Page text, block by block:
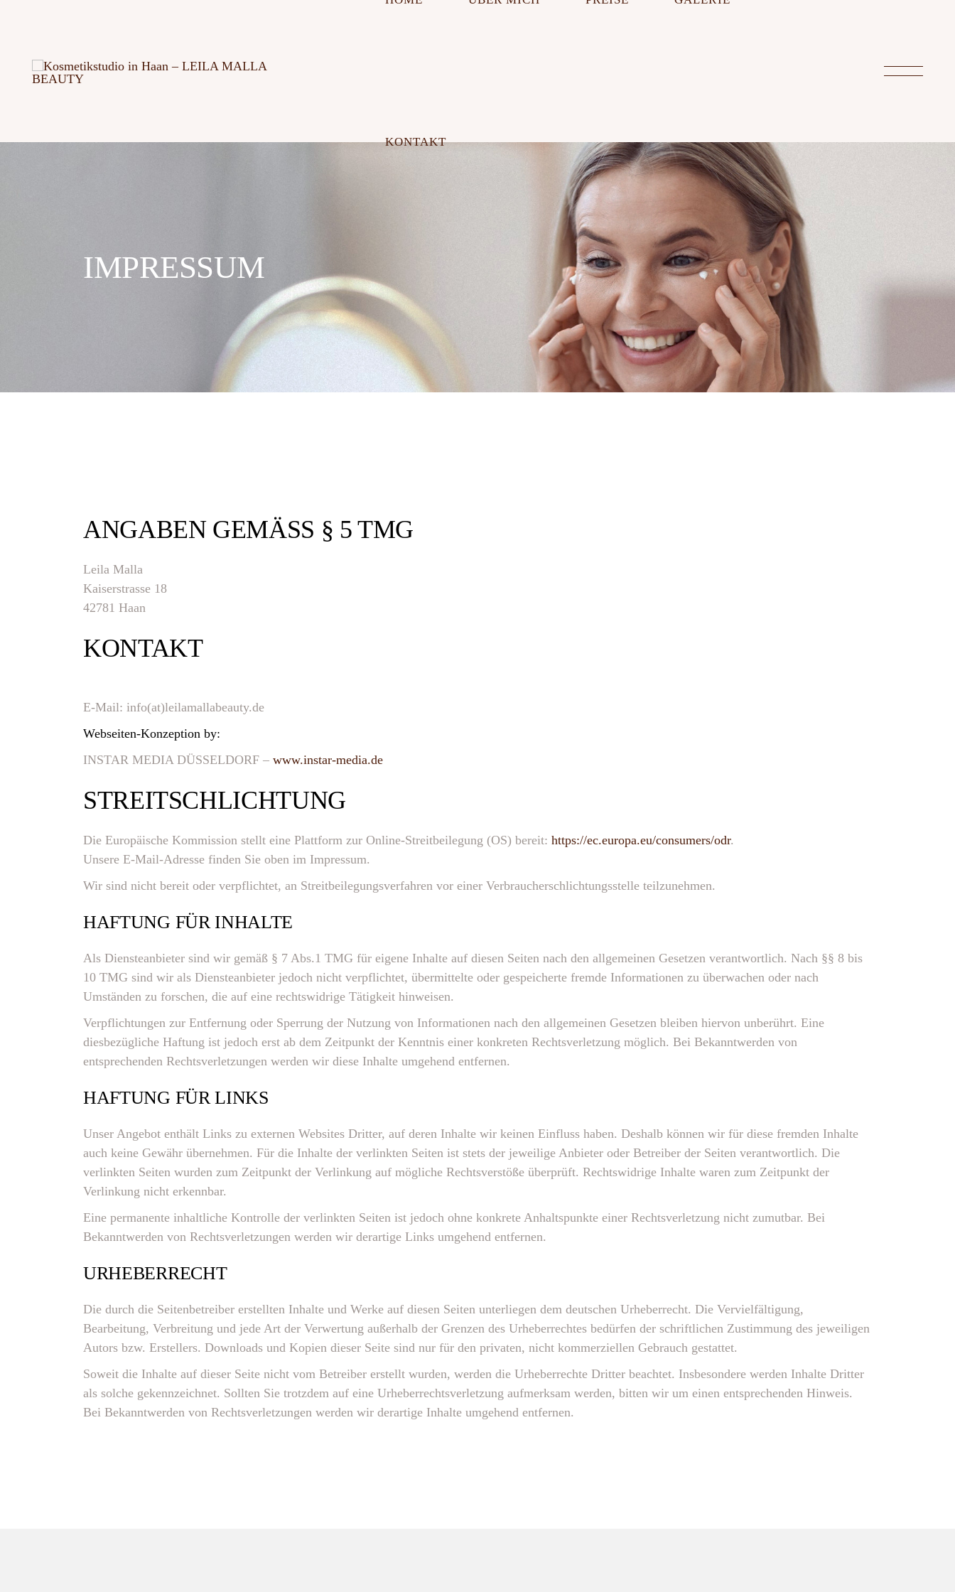
KONTAKT
IMPRESSUM
ANGABEN GEMÄSS § 5 TMG
Leila Malla
Kaiserstrasse 18
42781 Haan
KONTAKT
E-Mail: info(at)leilamallabeauty.de
Webseiten-Konzeption by:
INSTAR MEDIA DÜSSELDORF – www.instar-media.de
STREITSCHLICHTUNG
Die Europäische Kommission stellt eine Plattform zur Online-Streitbeilegung (OS) bereit: https://ec.europa.eu/consumers/odr.
Unsere E-Mail-Adresse finden Sie oben im Impressum.
Wir sind nicht bereit oder verpflichtet, an Streitbeilegungsverfahren vor einer Verbraucherschlichtungsstelle teilzunehmen.
HAFTUNG FÜR INHALTE
Als Diensteanbieter sind wir gemäß § 7 Abs.1 TMG für eigene Inhalte auf diesen Seiten nach den allgemeinen Gesetzen verantwortlich. Nach §§ 8 bis
10 TMG sind wir als Diensteanbieter jedoch nicht verpflichtet, übermittelte oder gespeicherte fremde Informationen zu überwachen oder nach
Umständen zu forschen, die auf eine rechtswidrige Tätigkeit hinweisen.
Verpflichtungen zur Entfernung oder Sperrung der Nutzung von Informationen nach den allgemeinen Gesetzen bleiben hiervon unberührt. Eine
diesbezügliche Haftung ist jedoch erst ab dem Zeitpunkt der Kenntnis einer konkreten Rechtsverletzung möglich. Bei Bekanntwerden von
entsprechenden Rechtsverletzungen werden wir diese Inhalte umgehend entfernen.
HAFTUNG FÜR LINKS
Unser Angebot enthält Links zu externen Websites Dritter, auf deren Inhalte wir keinen Einfluss haben. Deshalb können wir für diese fremden Inhalte
auch keine Gewähr übernehmen. Für die Inhalte der verlinkten Seiten ist stets der jeweilige Anbieter oder Betreiber der Seiten verantwortlich. Die
verlinkten Seiten wurden zum Zeitpunkt der Verlinkung auf mögliche Rechtsverstöße überprüft. Rechtswidrige Inhalte waren zum Zeitpunkt der
Verlinkung nicht erkennbar.
Eine permanente inhaltliche Kontrolle der verlinkten Seiten ist jedoch ohne konkrete Anhaltspunkte einer Rechtsverletzung nicht zumutbar. Bei
Bekanntwerden von Rechtsverletzungen werden wir derartige Links umgehend entfernen.
URHEBERRECHT
Die durch die Seitenbetreiber erstellten Inhalte und Werke auf diesen Seiten unterliegen dem deutschen Urheberrecht. Die Vervielfältigung,
Bearbeitung, Verbreitung und jede Art der Verwertung außerhalb der Grenzen des Urheberrechtes bedürfen der schriftlichen Zustimmung des jeweiligen
Autors bzw. Erstellers. Downloads und Kopien dieser Seite sind nur für den privaten, nicht kommerziellen Gebrauch gestattet.
Soweit die Inhalte auf dieser Seite nicht vom Betreiber erstellt wurden, werden die Urheberrechte Dritter beachtet. Insbesondere werden Inhalte Dritter
als solche gekennzeichnet. Sollten Sie trotzdem auf eine Urheberrechtsverletzung aufmerksam werden, bitten wir um einen entsprechenden Hinweis.
Bei Bekanntwerden von Rechtsverletzungen werden wir derartige Inhalte umgehend entfernen.